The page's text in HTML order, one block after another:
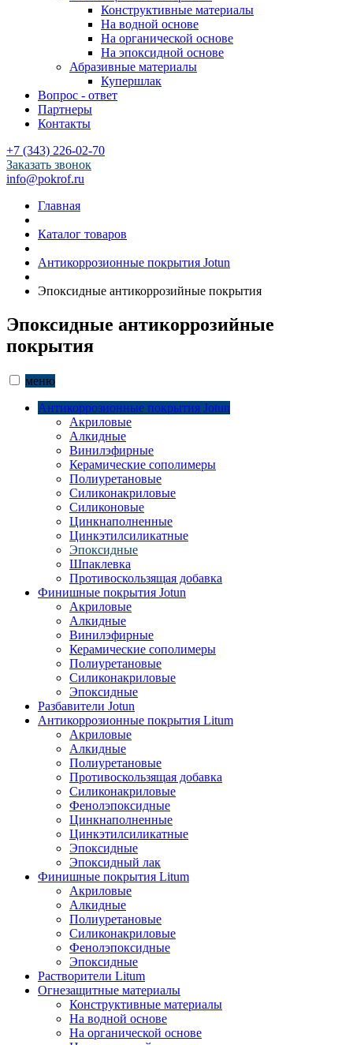
Конструктивные материалы
На водной основе
На органической основе
На эпоксидной основе
Абразивные материалы
Купершлак
Вопрос - ответ
Партнеры
Контакты
+7 (343) 226-02-70
Заказать звонок
info@pokrof.ru
Главная
Каталог товаров
Антикоррозионные покрытия Jotun
Эпоксидные антикоррозийные покрытия
Эпоксидные антикоррозийные
покрытия
меню
Антикоррозионные покрытия Jotun
Акриловые
Алкидные
Винилэфирные
Керамические сополимеры
Полиуретановые
Силиконакриловые
Силиконовые
Цинкнаполненные
Цинкэтилсиликатные
Эпоксидные
Шпаклевка
Противоскользящая добавка
Финишные покрытия Jotun
Акриловые
Алкидные
Винилэфирные
Керамические сополимеры
Полиуретановые
Силиконакриловые
Эпоксидные
Разбавители Jotun
Антикоррозионные покрытия Litum
Акриловые
Алкидные
Полиуретановые
Противоскользящая добавка
Силиконакриловые
Фенолэпоксидные
Цинкнаполненные
Цинкэтилсиликатные
Эпоксидные
Эпоксидный лак
Финишные покрытия Litum
Акриловые
Алкидные
Полиуретановые
Силиконакриловые
Фенолэпоксидные
Эпоксидные
Растворители Litum
Огнезащитные материалы
Конструктивные материалы
На водной основе
На органической основе